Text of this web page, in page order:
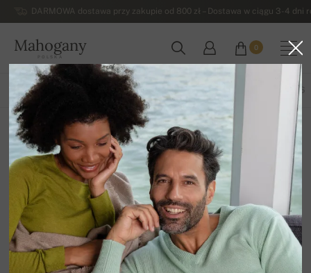
DARMOWA dostawa przy zakupie od 800 zł – Dostawa w ciągu 3-4
Mahogany
POLSKA
0
Damskie
12 Sortuj według Filtr
WSZYSTKIE PRODUKTY WIOSNA / LATO EKSKLUZYWNA 2026